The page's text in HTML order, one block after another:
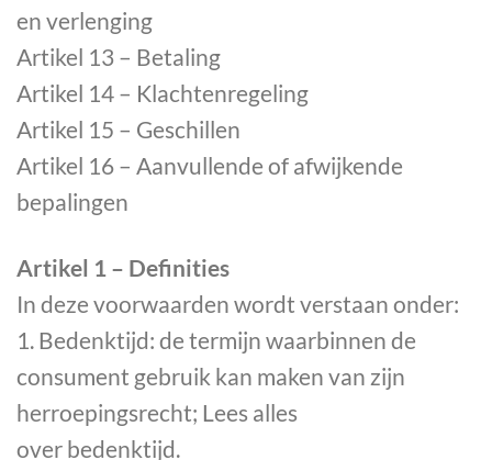
en verlenging
Artikel 13 – Betaling
Artikel 14 – Klachtenregeling
Artikel 15 – Geschillen
Artikel 16 – Aanvullende of afwijkende
bepalingen
Artikel 1 – Definities
In deze voorwaarden wordt verstaan onder:
1. Bedenktijd: de termijn waarbinnen de
consument gebruik kan maken van zijn
herroepingsrecht; Lees alles
over bedenktijd.